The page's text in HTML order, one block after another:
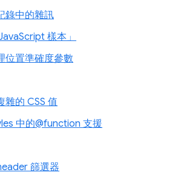
錄中的雜訊
樣本」
位置準確度參數
雜的 CSS 值
中的@function 支援
篩選器